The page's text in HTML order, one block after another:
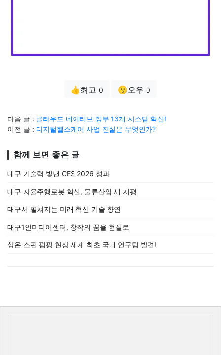
👍최고 0 😗오우 0
다음 글 : 클라우드 네이티브 정부 13개 시스템 혁신!
이전 글 : 디지털헬스케어 사업 진실은 무엇인가?
함께 보면 좋은 글
대구 기술력 빛낸 CES 2026 성과
대구 자율주행로봇 혁신, 물류산업 새 지평
대구서 펼쳐지는 미래 혁신 기술 향연
대구1인미디어센터, 창작의 꿈을 현실로
상온 스핀 펌핑 현상 세계 최초 국내 연구팀 발견!